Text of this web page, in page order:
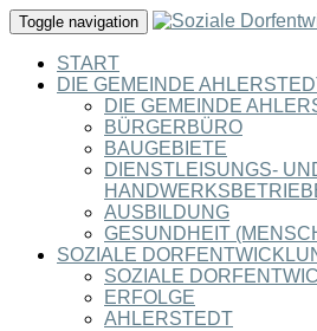
Toggle navigation
START
DIE GEMEINDE
DIE GEMEINDE
BÜRGERBÜRO
BAUGEBIETE
DIENSTLEISUNGS-
AUSBILDUNG
GESUNDHEIT
SOZIALE
SOZIALE
ERFOLGE
AHLERSTEDT